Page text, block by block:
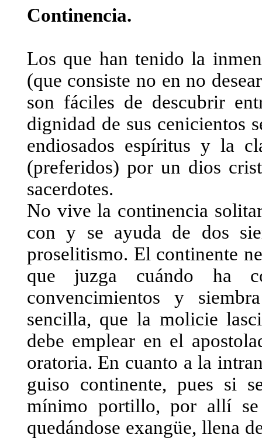
Continencia.
Los que han tenido la
(que consiste no en no
son fáciles de descubrir
dignidad de sus cenicientos
endiosados espíritus y la
(preferidos) por un dios
sacerdotes.
No vive la continencia
con y se ayuda de dos
proselitismo. El continente
que juzga cuándo ha
convencimientos y
sencilla, que la molicie
debe emplear en el
oratoria. En cuanto a la
guiso continente, pues si
mínimo portillo, por allí se
quedándose exangüe, llena